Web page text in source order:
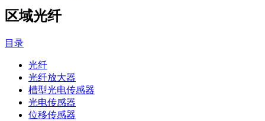
区域光纤
目录
光纤
光纤放大器
槽型光电传感器
光电传感器
位移传感器